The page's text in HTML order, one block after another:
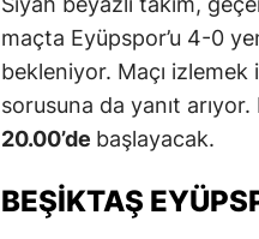
maçta Eyüpspor’u 4-0
bekleniyor. Maçı
sorusuna da yanıt arıyor.
20.00’de başlayacak.
BEŞIKTAŞ